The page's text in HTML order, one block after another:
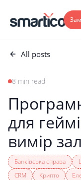
All posts
8 min read
для
вимір
Банківська справа
CRM
Крипто